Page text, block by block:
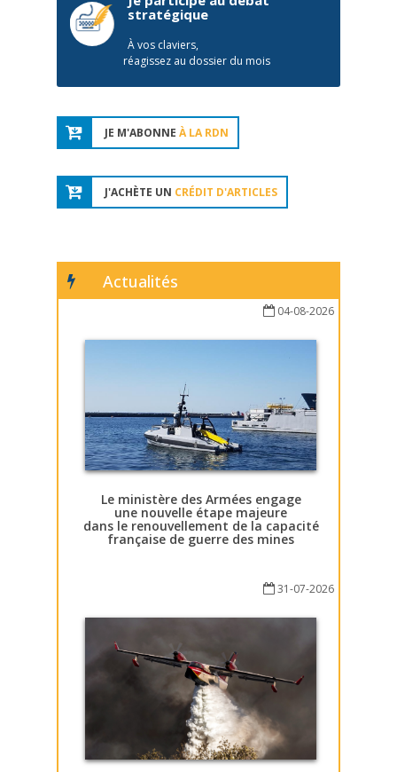
stratégique
À vos claviers,
réagissez au dossier du mois
JE M'ABONNE À LA RDN
J'ACHÈTE UN CRÉDIT D'ARTICLES
Actualités
04-08-2026
Le ministère des Armées engage
une nouvelle étape majeure
dans le renouvellement de la capacité
française de guerre des mines
31-07-2026